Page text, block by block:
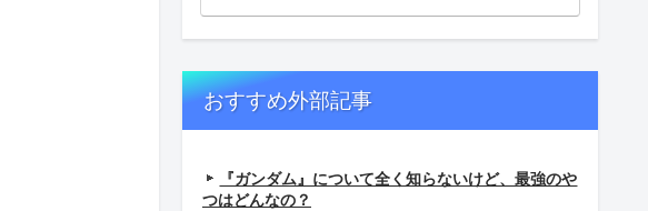
おすすめ外部記事
『ガンダム』について全く知らないけど、最強のや
つはどんなの？